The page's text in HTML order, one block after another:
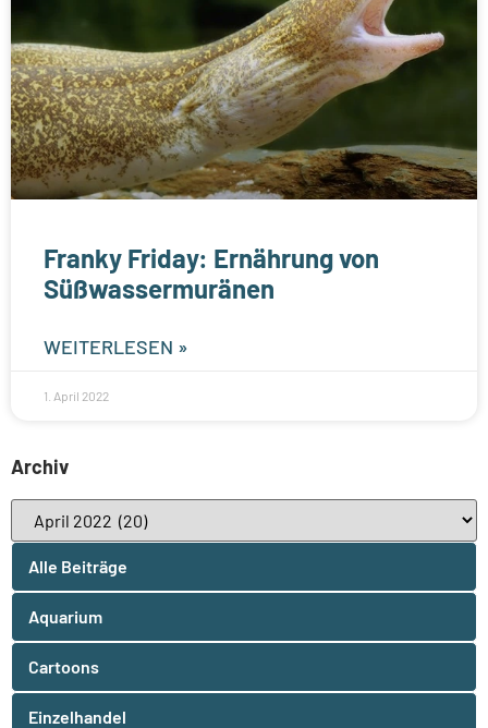
Franky Friday: Ernährung von
Süßwassermuränen
WEITERLESEN »
1. April 2022
Archiv
Alle Beiträge
Aquarium
Cartoons
Einzelhandel